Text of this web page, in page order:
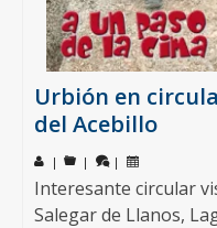
Urbión en
del Acebillo
| | |
Interesante circular
Salegar de Llanos,